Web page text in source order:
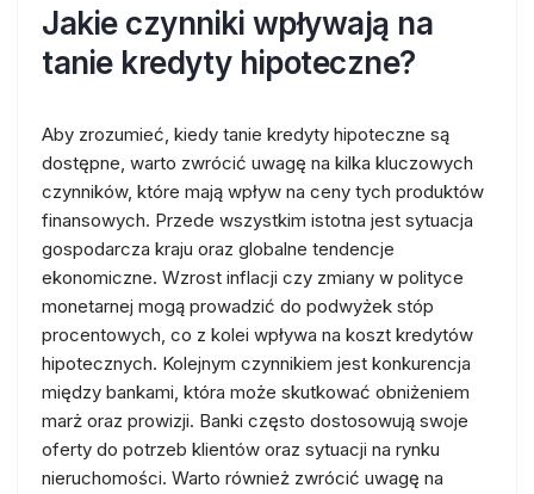
Jakie czynniki wpływają na
tanie kredyty hipoteczne?
Aby zrozumieć, kiedy tanie kredyty hipoteczne są
dostępne, warto zwrócić uwagę na kilka kluczowych
czynników, które mają wpływ na ceny tych produktów
finansowych. Przede wszystkim istotna jest sytuacja
gospodarcza kraju oraz globalne tendencje
ekonomiczne. Wzrost inflacji czy zmiany w polityce
monetarnej mogą prowadzić do podwyżek stóp
procentowych, co z kolei wpływa na koszt kredytów
hipotecznych. Kolejnym czynnikiem jest konkurencja
między bankami, która może skutkować obniżeniem
marż oraz prowizji. Banki często dostosowują swoje
oferty do potrzeb klientów oraz sytuacji na rynku
nieruchomości. Warto również zwrócić uwagę na